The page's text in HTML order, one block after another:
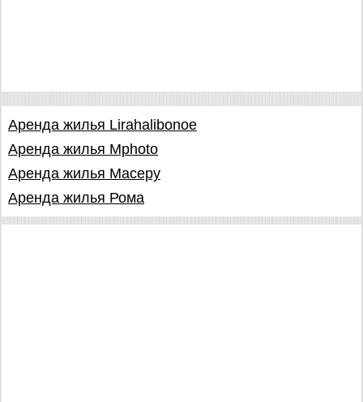
Аренда жилья Lirahalibonoe
Аренда жилья Mphoto
Аренда жилья Масеру
Аренда жилья Рома